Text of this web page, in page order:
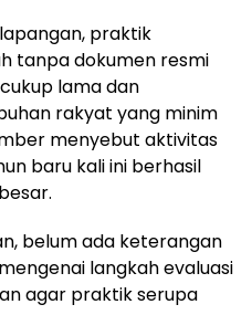
praktik
tanpa dokumen resmi
lama dan
rakyat yang minim
menyebut aktivitas
baru kali ini berhasil
belum ada keterangan
langkah evaluasi
agar praktik serupa